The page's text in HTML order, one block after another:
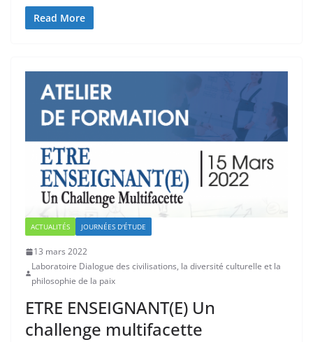
Read More
ACTUALITÉS JOURNÉES D'ÉTUDE
13 mars 2022
Laboratoire Dialogue des civilisations, la diversité culturelle et la
philosophie de la paix
ETRE ENSEIGNANT(E) Un
challenge multifacette